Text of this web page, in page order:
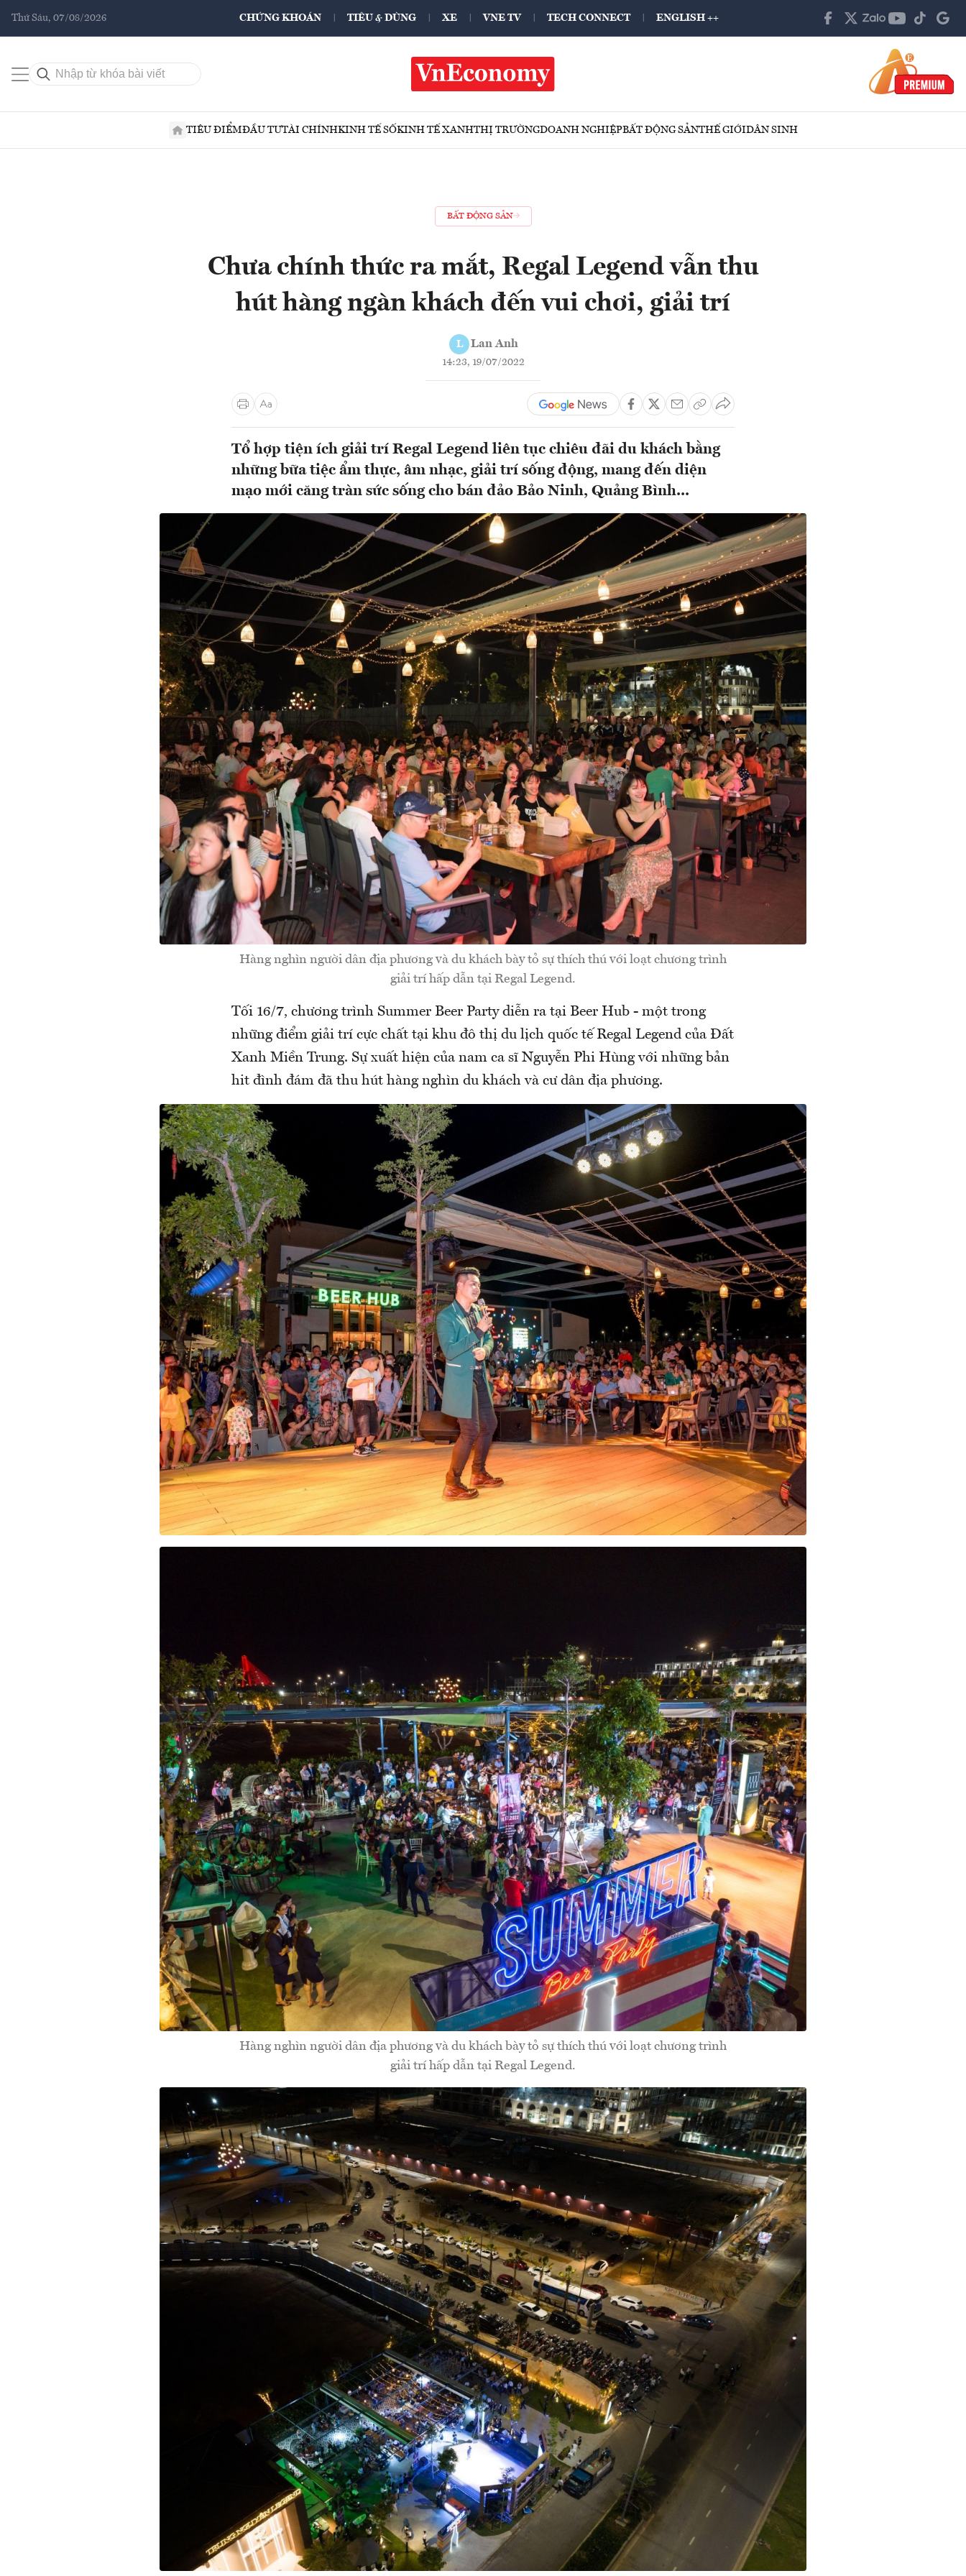
Thứ Sáu, 07/08/2026 CHỨNG KHOÁN TIÊU & DÙNG XE VNE TV TECH CONNECT ENGLISH ++
TIÊU ĐIỂMĐẦU TƯTÀI CHÍNHKINH TẾ SỐKINH TẾ XANHTHỊ TRƯỜNGDOANH NGHIỆPBẤT ĐỘNG SẢNTHẾ GIỚIDÂN SINH
BẤT ĐỘNG SẢN
Chưa chính thức ra mắt, Regal Legend vẫn thu
hút hàng ngàn khách đến vui chơi, giải trí
L Lan Anh
14:23, 19/07/2022
Tổ hợp tiện ích giải trí Regal Legend liên tục chiêu đãi du khách bằng
những bữa tiệc ẩm thực, âm nhạc, giải trí sống động, mang đến diện
mạo mới căng tràn sức sống cho bán đảo Bảo Ninh, Quảng Bình...
Hàng nghìn người dân địa phương và du khách bày tỏ sự thích thú với loạt chương trình
giải trí hấp dẫn tại Regal Legend.
Tối 16/7, chương trình Summer Beer Party diễn ra tại Beer Hub - một trong
những điểm giải trí cực chất tại khu đô thị du lịch quốc tế Regal Legend của Đất
Xanh Miền Trung. Sự xuất hiện của nam ca sĩ Nguyễn Phi Hùng với những bản
hit đình đám đã thu hút hàng nghìn du khách và cư dân địa phương.
Hàng nghìn người dân địa phương và du khách bày tỏ sự thích thú với loạt chương trình
giải trí hấp dẫn tại Regal Legend.